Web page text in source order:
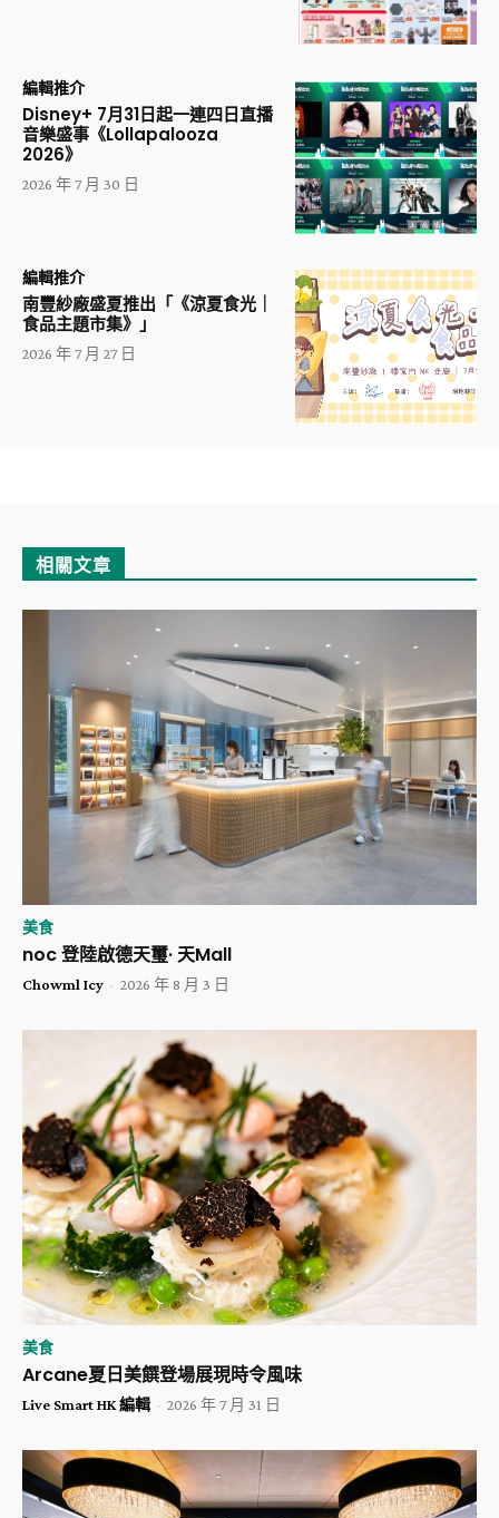
編輯推介
Disney+ 7月31日起一連四日直播
音樂盛事《Lollapalooza
2026》
2026 年 7 月 30 日
編輯推介
南豐紗廠盛夏推出「《涼夏食光｜
食品主題市集》」
2026 年 7 月 27 日
相關文章
美食
noc 登陸啟德天璽· 天Mall
Chowml Icy - 2026 年 8 月 3 日
美食
Arcane夏日美饌登場展現時令風味
Live Smart HK 編輯 - 2026 年 7 月 31 日